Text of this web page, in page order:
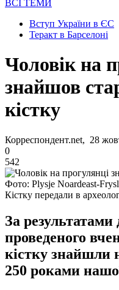
ВСІ ТЕМИ
Вступ України в ЄС
Теракт в Барселоні
Чоловік на
знайшов
кістку
Корреспондент.net, 28
0
542
Фото: Plysje Noardeast-
Кістку передали в
За результатами
проведеного
кістку знайшли
250 роками